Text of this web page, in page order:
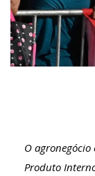
O agronegócio
Produto